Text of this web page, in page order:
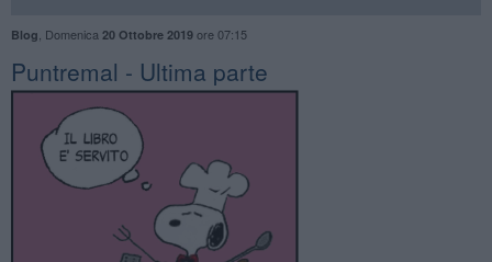
Blog Domenica 20 Ottobre 2019ore 07:15
Puntremal - Ultima parte